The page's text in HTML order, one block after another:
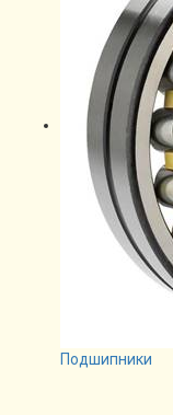
Подшипники